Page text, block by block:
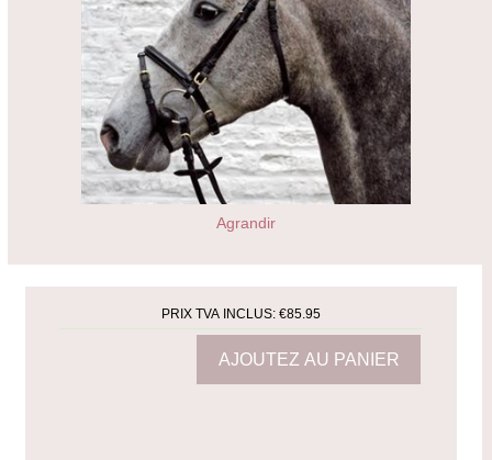
Agrandir
PRIX TVA INCLUS:€85.95